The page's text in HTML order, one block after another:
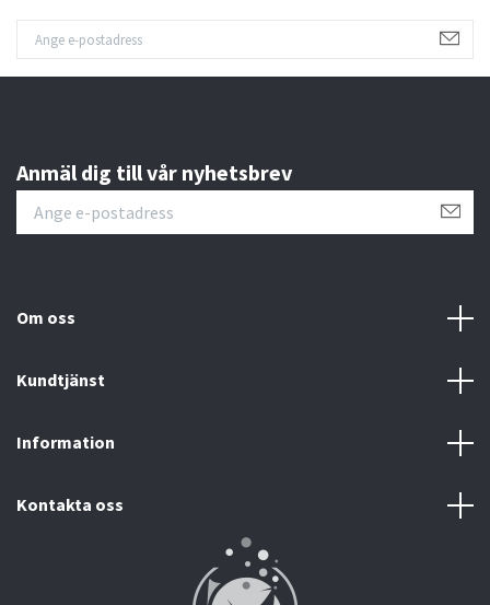
Anmäl dig till vår nyhetsbrev
Om oss
Kundtjänst
Information
Kontakta oss